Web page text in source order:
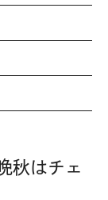
秋はチェ